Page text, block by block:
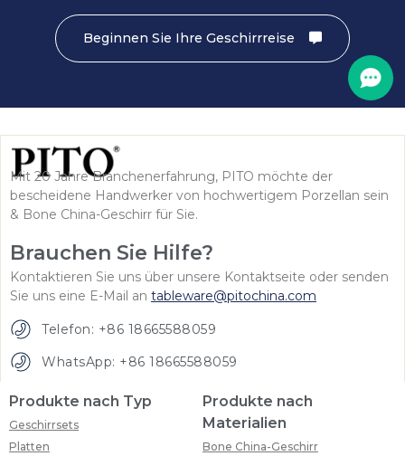
Beginnen Sie Ihre Geschirrreise
Mit 20 Jahre Branchenerfahrung, PITO möchte der
bescheidene Handwerker von hochwertigem Porzellan sein
& Bone China-Geschirr für Sie.
Brauchen Sie Hilfe?
Kontaktieren Sie uns über unsere Kontaktseite oder senden
Sie uns eine E-Mail an tableware@pitochina.com
Telefon: +86 18665588059
WhatsApp: +86 18665588059
Produkte nach Typ
Geschirrsets
Platten
Produkte nach
Materialien
Bone China-Geschirr